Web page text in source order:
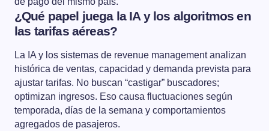
¿Qué papel juega la IA y los algoritmos en
las tarifas aéreas?
La IA y los sistemas de revenue management analizan
histórica de ventas, capacidad y demanda prevista para
ajustar tarifas. No buscan “castigar” buscadores;
optimizan ingresos. Eso causa fluctuaciones según
temporada, días de la semana y comportamientos
agregados de pasajeros.